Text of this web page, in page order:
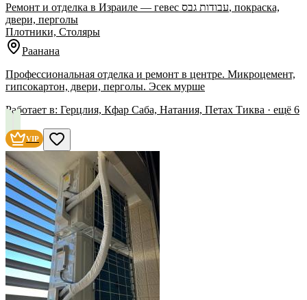
Ремонт и отделка в Израиле — гевес עבודות גבס, покраска,
двери, перголы
Плотники, Столяры
Раанана
Профессиональная отделка и ремонт в центре. Микроцемент,
гипсокартон, двери, перголы. Эсек мурше
Работает в: Герцлия, Кфар Саба, Натания, Петах Тиква · ещё 6
VIP